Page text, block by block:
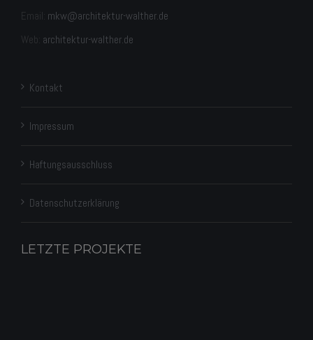
Email: mkw@architektur-walther.de
Web: architektur-walther.de
Kontakt
Impressum
Haftungsausschluss
Datenschutz­erklärung
LETZTE PROJEKTE